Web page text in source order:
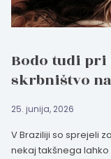
Bodo tudi pri
skrbništvo
25. junija, 2026
V Braziliji so sprejeli
nekaj takšnega